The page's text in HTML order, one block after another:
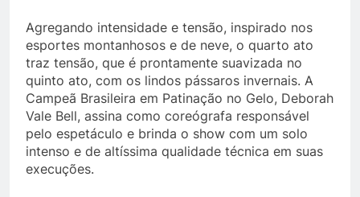
Agregando intensidade e tensão, inspirado nos
esportes montanhosos e de neve, o quarto ato
traz tensão, que é prontamente suavizada no
quinto ato, com os lindos pássaros invernais. A
Campeã Brasileira em Patinação no Gelo, Deborah
Vale Bell, assina como coreógrafa responsável
pelo espetáculo e brinda o show com um solo
intenso e de altíssima qualidade técnica em suas
execuções.